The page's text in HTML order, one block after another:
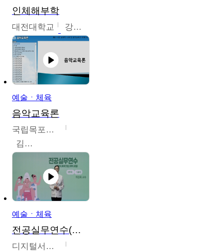
인체해부학
대전대학교 강지혁
예술ㆍ체육
음악교육론
국립목포대학교
김신영
예술ㆍ체육
전공실무연수(헤어,메이크업,피부,네일)
디지털서울문화예술대학교